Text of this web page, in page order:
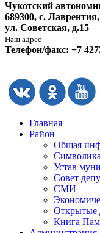
Чукотский
689300, с. Лаврентия,
ул. Советская, д.15
Наш адрес
Телефон/факс: +7
Главная
Район
Общая
Символика
Устав
Совет
СМИ
Открытые
Книга